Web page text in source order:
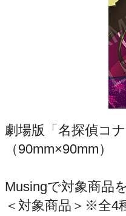
劇場版「名探偵コ
（90mm×90mm）
Musingで対象商品
＜対象商品＞※全4